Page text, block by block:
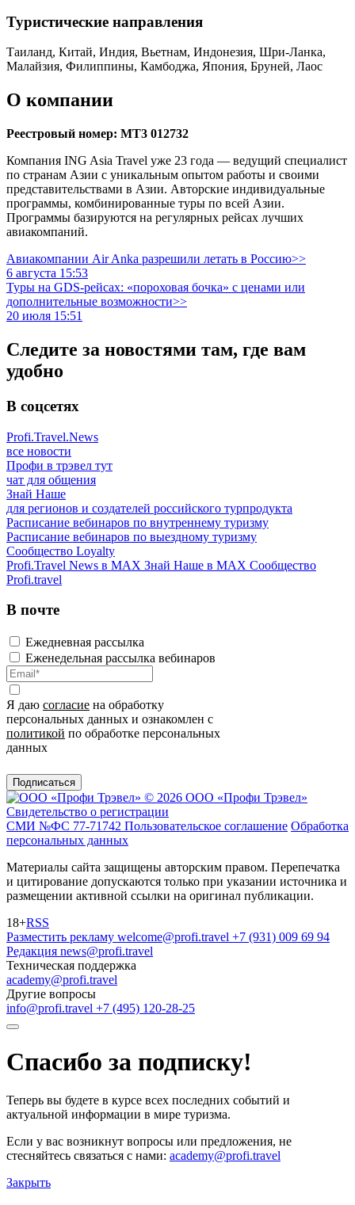
Туристическиe направления
Таиланд, Китай, Индия, Вьетнам, Индонезия, Шри-Ланка,
Малайзия, Филиппины, Камбоджа, Япония, Бруней, Лаос
О компании
Реестровый номер: МТ3 012732
Компания ING Asia Travel уже 23 года — ведущий специалист
по странам Азии с уникальным опытом работы и своими
представительствами в Азии. Авторские индивидуальные
программы, комбинированные туры по всей Азии.
Программы базируются на регулярных рейсах лучших
авиакомпаний.
Авиакомпании Air Anka разрешили летать в Россию>>
6 августа 15:53
Туры на GDS-рейсах: «пороховая бочка» с ценами или
дополнительные возможности>>
20 июля 15:51
Следите за новостями там, где вам
удобно
В соцсетях
Profi.Travel.News
все новости
Профи в трэвел тут
чат для общения
Знай Наше
для регионов и создателей российского турпродукта
Расписание вебинаров по внутреннему туризму
Расписание вебинаров по выездному туризму
Сообщество Loyalty
Profi.Travel News в MAX Знай Наше в MAX Сообщество
Profi.travel
В почте
Ежедневная рассылка
Еженедельная рассылка вебинаров
Я даю согласие на обработку
персональных данных и ознакомлен с
политикой по обработке персональных
данных
Подписаться
© 2026 ООО «Профи Трэвeл»
Свидетельство о регистрации
СМИ №ФС 77-71742 Пользовательское соглашение Обработка
персональных данных
Материалы сайта защищены авторским правом. Перепечатка
и цитирование допускаются только при указании источника и
размещении активной ссылки на оригинал публикации.
18+RSS
Разместить рекламу welcome@profi.travel +7 (931) 009 69 94
Редакция news@profi.travel
Техническая поддержка
academy@profi.travel
Другие вопросы
info@profi.travel +7 (495) 120-28-25
Спасибо за подписку!
Теперь вы будете в курсе всех последних событий и
актуальной информации в мире туризма.
Если у вас возникнут вопросы или предложения, не
стесняйтесь связаться с нами: academy@profi.travel
Закрыть